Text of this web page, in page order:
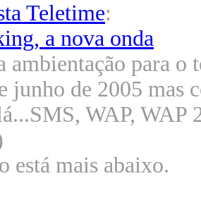
Teletime:
a nova onda
ambientação para
junho de 2005 mas
WAP,
está mais abaixo.